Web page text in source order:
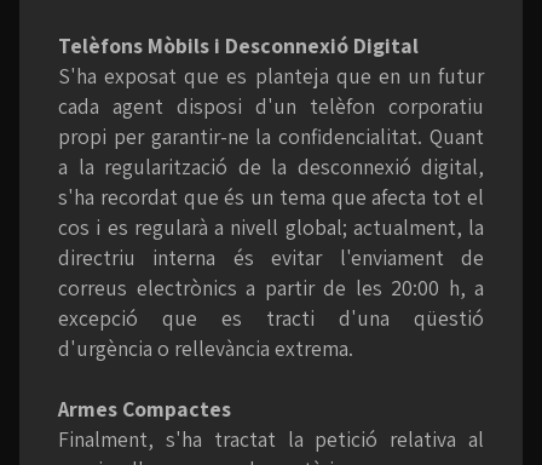
Telèfons Mòbils i Desconnexió Digital
S'ha exposat que es planteja que en un futur
cada agent disposi d'un telèfon corporatiu
propi per garantir-ne la confidencialitat. Quant
a la regularització de la desconnexió digital,
s'ha recordat que és un tema que afecta tot el
cos i es regularà a nivell global; actualment, la
directriu interna és evitar l'enviament de
correus electrònics a partir de les 20:00 h, a
excepció que es tracti d'una qüestió
d'urgència o rellevància extrema.
Armes Compactes
Finalment, s'ha tractat la petició relativa al